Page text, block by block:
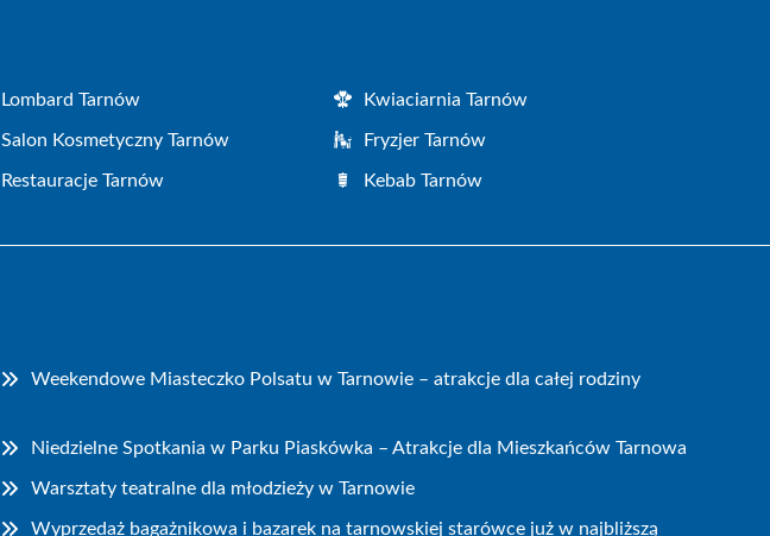
Lombard Tarnów Kwiaciarnia Tarnów
Salon Kosmetyczny Tarnów Fryzjer Tarnów
Restauracje Tarnów Kebab Tarnów
Weekendowe Miasteczko Polsatu w Tarnowie – atrakcje dla całej rodziny
Niedzielne Spotkania w Parku Piaskówka – Atrakcje dla Mieszkańców Tarnowa
Warsztaty teatralne dla młodzieży w Tarnowie
Wyprzedaż bagażnikowa i bazarek na tarnowskiej starówce już w najbliższą